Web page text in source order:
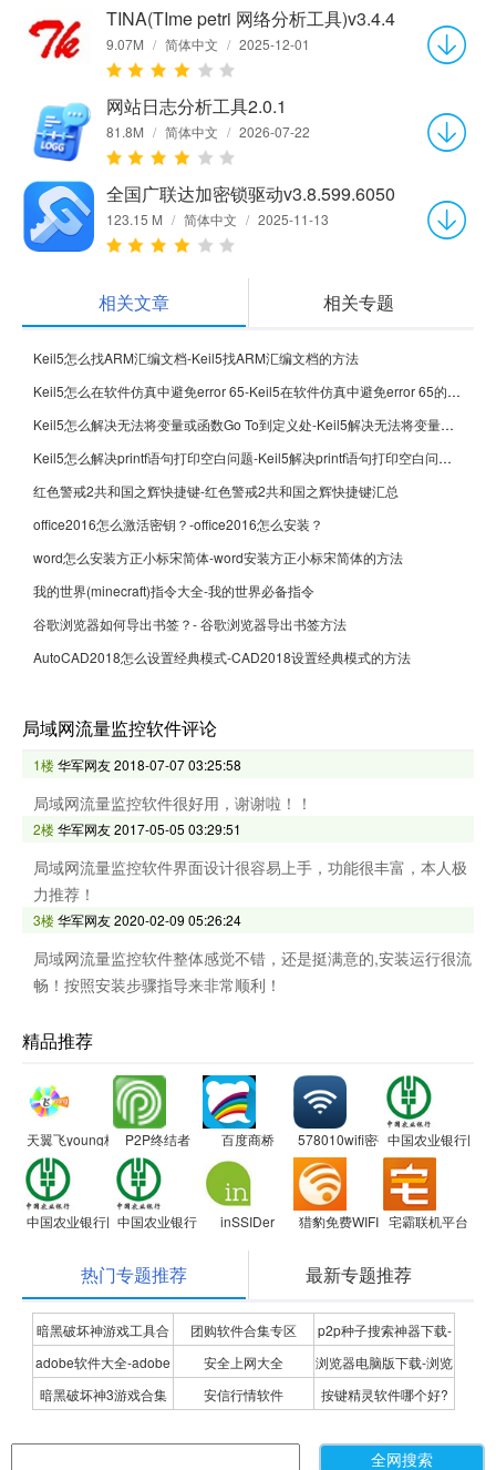
TINA(TIme petri 网络分析工具)v3.4.4
9.07M / 简体中文 / 2025-12-01
网站日志分析工具2.0.1
81.8M / 简体中文 / 2026-07-22
全国广联达加密锁驱动v3.8.599.6050
123.15 M / 简体中文 / 2025-11-13
相关文章 相关专题
Keil5怎么找ARM汇编文档-Keil5找ARM汇编文档的方法
Keil5怎么在软件仿真中避免error 65-Keil5在软件仿真中避免error 65的方法
Keil5怎么解决无法将变量或函数Go To到定义处-Keil5解决无法将变量或函数Go To到定义处的方法
Keil5怎么解决printf语句打印空白问题-Keil5解决printf语句打印空白问题的方法
红色警戒2共和国之辉快捷键-红色警戒2共和国之辉快捷键汇总
office2016怎么激活密钥？-office2016怎么安装？
word怎么安装方正小标宋简体-word安装方正小标宋简体的方法
我的世界(minecraft)指令大全-我的世界必备指令
谷歌浏览器如何导出书签？- 谷歌浏览器导出书签方法
AutoCAD2018怎么设置经典模式-CAD2018设置经典模式的方法
局域网流量监控软件评论
1楼华军网友2018-07-07 03:25:58
局域网流量监控软件很好用，谢谢啦！！
2楼华军网友2017-05-05 03:29:51
局域网流量监控软件界面设计很容易上手，功能很丰富，本人极
力推荐！
3楼华军网友2020-02-09 05:26:24
局域网流量监控软件整体感觉不错，还是挺满意的,安装运行很流
畅！按照安装步骤指导来非常顺利！
精品推荐
天翼飞young校园客户端
P2P终结者 百度商桥 578010wifi密码查看器中国农业银行网
中国农业银行网银助手中国农业银行网银助手inSSIDer 猎豹免费WIFI 宅霸联机平台
热门专题推荐 最新专题推荐
暗黑破坏神游戏工具合
集
团购软件合集专区
p2p种子搜索神器下载-
P2P种子搜索神器专题
adobe软件大全-adobe
全系列软件下载-adobe
安全上网大全
浏览器电脑版下载-浏览
器下载合集
暗黑破坏神3游戏合集 安信行情软件
按键精灵软件哪个好?